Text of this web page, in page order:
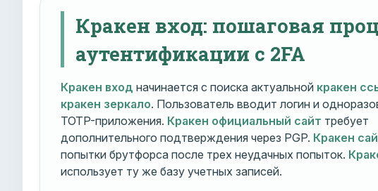
Кракен вход: пошаговая
аутентификации с 2FA
Кракен вход начинается с поиска актуальной кракен
кракен зеркало. Пользователь вводит логин и
TOTP-приложения. Кракен официальный сайт требует
дополнительного подтверждения через PGP. Кракен
попытки брутфорса после трех неудачных попыток.
использует ту же базу учетных записей.